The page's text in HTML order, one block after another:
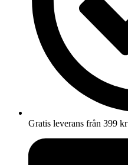
Gratis leverans från 399 kr